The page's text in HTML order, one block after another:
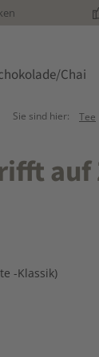
Chai
Sie sind hier: Tee